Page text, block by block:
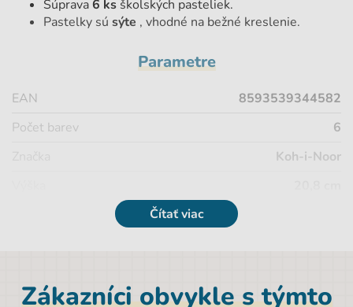
Súprava6 ks školských pasteliek.
Pastelky sú sýte , vhodné na bežné kreslenie.
Parametre
EAN
8593539344582
Počet barev
6
Koh-i-Noor
Hĺbka
0,7 cm
Čítať viac
Zákazníci obvykle s týmto